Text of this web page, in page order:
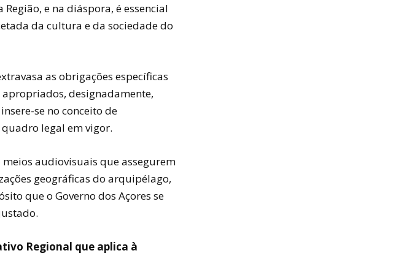
e na diáspora, é essencial
da cultura e da sociedade do
as obrigações específicas
apropriados, designadamente,
se no conceito de
legal em vigor.
meios audiovisuais que assegurem
geográficas do arquipélago,
que o Governo dos Açores se
Regional que aplica à